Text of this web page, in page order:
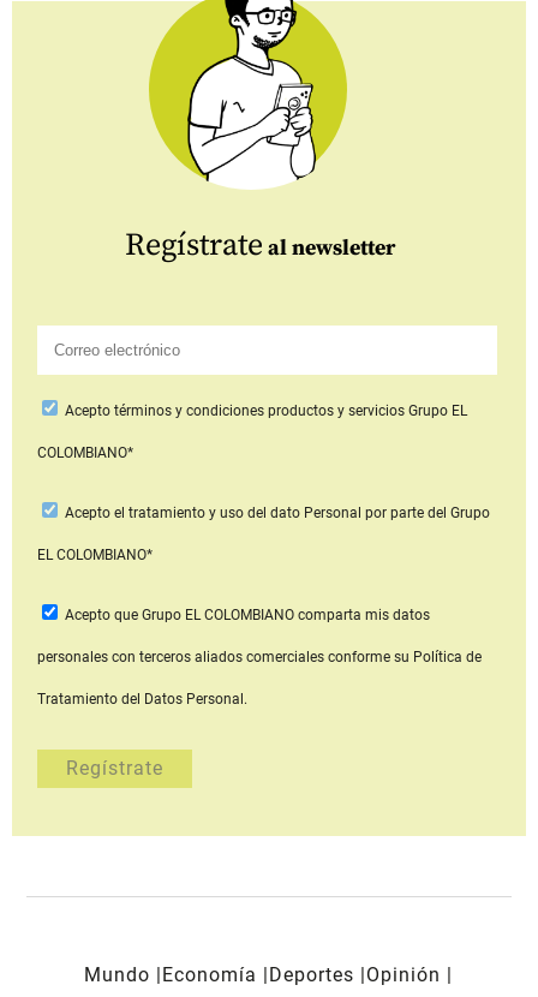
Regístrate al newsletter
Aceptotérminos y condiciones productos y serviciosGrupo EL
COLOMBIANO*
Acepto el tratamiento y uso del dato Personal por parte del Grupo
EL COLOMBIANO*
Acepto que Grupo EL COLOMBIANOcomparta mis datos
personales con terceros aliados comerciales conforme su Política de
Tratamiento del Datos Personal.
Mundo Economía Deportes
Opinión